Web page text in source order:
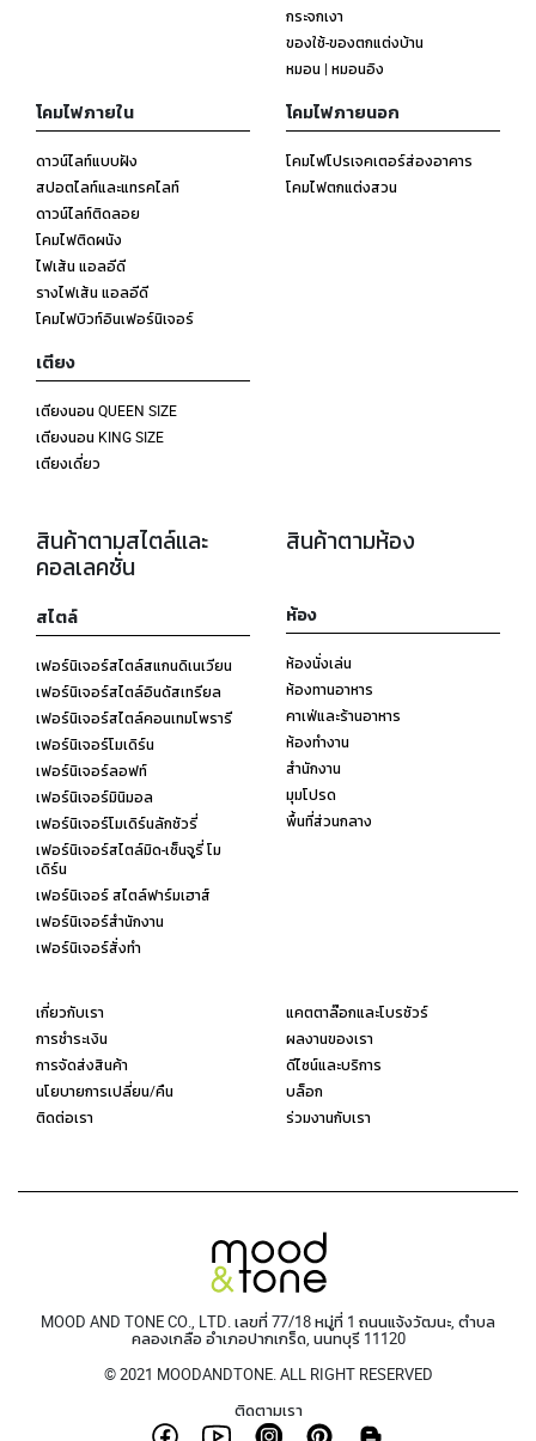
กระจกเงา
ของใช้-ของตกแต่งบ้าน
หมอน | หมอนอิง
โคมไฟภายใน
ดาวน์ไลท์แบบฝัง
สปอตไลท์และแทรคไลท์
ดาวน์ไลท์ติดลอย
โคมไฟติดผนัง
ไฟเส้น แอลอีดี
รางไฟเส้น แอลอีดี
โคมไฟบิวท์อินเฟอร์นิเจอร์
โคมไฟภายนอก
โคมไฟโปรเจคเตอร์ส่องอาคาร
โคมไฟตกแต่งสวน
เตียง
เตียงนอน QUEEN SIZE
เตียงนอน KING SIZE
เตียงเดี่ยว
สินค้าตามสไตล์และ
คอลเลคชั่น
สไตล์
เฟอร์นิเจอร์สไตล์สแกนดิเนเวียน
เฟอร์นิเจอร์สไตล์อินดัสเทรียล
เฟอร์นิเจอร์สไตล์คอนเทมโพรารี
เฟอร์นิเจอร์โมเดิร์น
เฟอร์นิเจอร์ลอฟท์
เฟอร์นิเจอร์มินิมอล
เฟอร์นิเจอร์โมเดิร์นลักชัวรี่
เฟอร์นิเจอร์สไตล์มิด-เซ็นจูรี่ โม
เดิร์น
เฟอร์นิเจอร์ สไตล์ฟาร์มเฮาส์
เฟอร์นิเจอร์สำนักงาน
เฟอร์นิเจอร์สั่งทำ
สินค้าตามห้อง
ห้อง
ห้องนั่งเล่น
ห้องทานอาหาร
คาเฟ่และร้านอาหาร
ห้องทำงาน
สำนักงาน
มุมโปรด
พื้นที่ส่วนกลาง
เกี่ยวกับเรา
การชำระเงิน
การจัดส่งสินค้า
นโยบายการเปลี่ยน/คืน
ติดต่อเรา
แคตตาล๊อกและโบรชัวร์
ผลงานของเรา
ดีไซน์และบริการ
บล็อก
ร่วมงานกับเรา
MOOD AND TONE CO., LTD. เลขที่ 77/18 หมู่ที่ 1 ถนนแจ้งวัฒนะ, ตำบล
คลองเกลือ อำเภอปากเกร็ด, นนทบุรี 11120
© 2021 MOODANDTONE. ALL RIGHT RESERVED
ติดตามเรา